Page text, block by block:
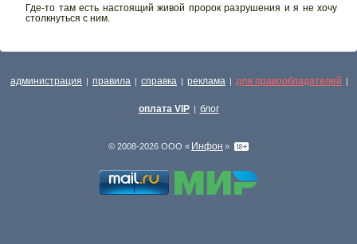
Где-то там есть настоящий живой пророк разрушения и я не хочу
столкнуться с ним.
администрация | правила | справка | реклама | для правообладателей |
оплата VIP | блог
© 2008-2026 ООО « Инфон »